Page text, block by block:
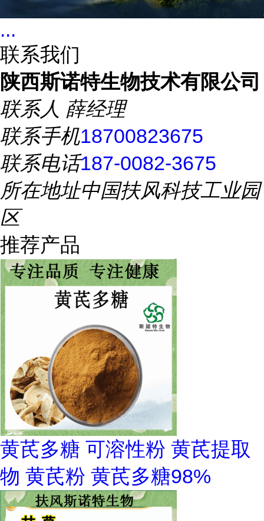
...
联系我们
陕西斯诺特生物技术有限公司
联系人 薛经理
联系手机18700823675
联系电话187-0082-3675
所在地址中国扶风科技工业园
区
推荐产品
黄芪多糖 可溶性粉 黄芪提取
物 黄芪粉 黄芪多糖98%